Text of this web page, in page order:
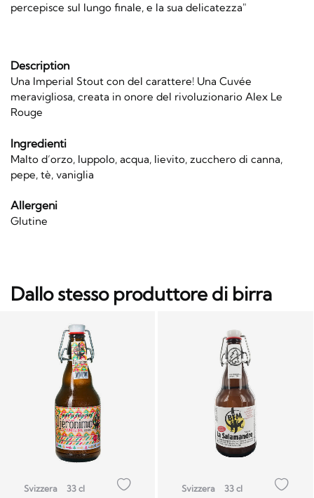
percepisce sul lungo finale, e la sua delicatezza"
Description
Una Imperial Stout con del carattere! Una Cuvée
meravigliosa, creata in onore del rivoluzionario Alex Le
Rouge
Ingredienti
Malto d’orzo, luppolo, acqua, lievito, zucchero di canna,
pepe, tè, vaniglia
Allergeni
Glutine
Dallo stesso produttore di birra
Svizzera 33 cl Svizzera 33 cl